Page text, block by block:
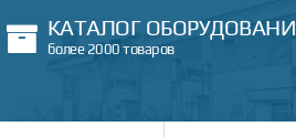
КАТАЛОГ
более 2000 товаров